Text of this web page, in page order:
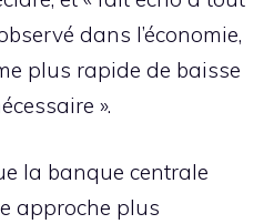
dans l’économie,
plus rapide de baisse
».
la banque centrale
approche plus